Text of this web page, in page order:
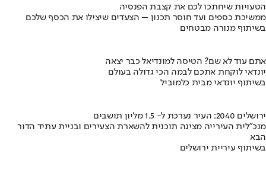
הטעויות שיחתכו לכם את קצבת הפנסיה
ממשיכת כספים ועד חוסר תכנון – הצעדים שיצילו את הכסף שלכם
בשיתוף מנורה מבטחים
אתם עוד לא שם? הטיסה למונדיאל כבר יצאה
יונדאי לוקחת אתכם לבמה הכי גדולה בעולם
בשיתוף יונדאי מבית כלמוביל
ירושלים 2040: העיר נערכת ל- 1.5 מליון תושבים
מנכ"לית העירייה מציגה תוכנית להשארת הצעירים ובניית עתיד הדור
הבא
בשיתוף עיריית ירושלים